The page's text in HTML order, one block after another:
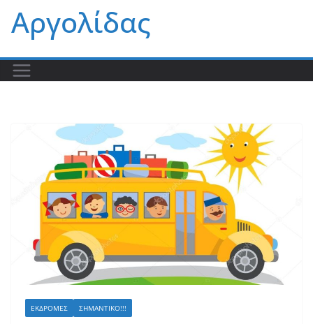
Αργολίδας
ΕΚΔΡΟΜΈΣ ΣΗΜΑΝΤΙΚΌ!!!